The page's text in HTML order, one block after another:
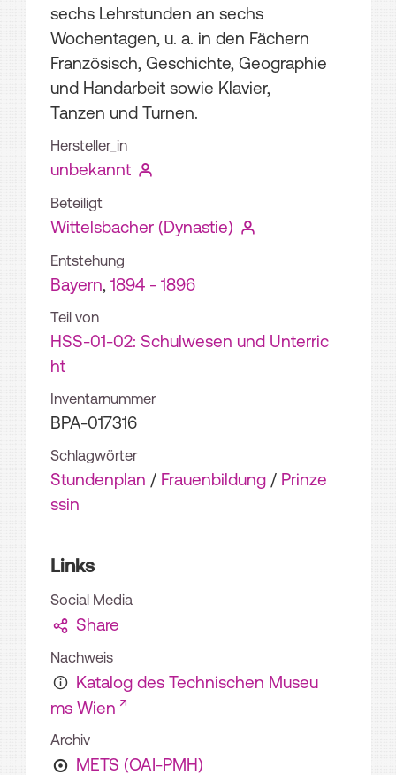
sechs Lehrstunden an sechs
Wochentagen, u. a. in den Fächern
Französisch, Geschichte, Geographie
und Handarbeit sowie Klavier,
Tanzen und Turnen.
Hersteller_in
unbekannt
Beteiligt
Wittelsbacher (Dynastie)
Entstehung
Bayern, 1894 - 1896
Teil von
HSS-01-02: Schulwesen und Unterric
ht
Inventarnummer
BPA-017316
Schlagwörter
Stundenplan / Frauenbildung / Prinze
ssin
Links
Social Media
Share
Nachweis
Katalog des Technischen Museu
ms Wien
Archiv
METS (OAI-PMH)